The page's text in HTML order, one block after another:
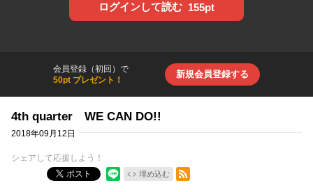
ログインして読む 155pt
会員登録（初回）で
50pt プレゼント！
新規会員登録する
4th quarter WE CAN DO!!
2018年09月12日
シェアして応援しよう！
ポスト
埋め込む
RSSフィード